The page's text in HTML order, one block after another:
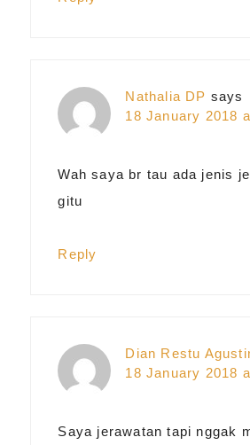
Nathalia DP says
18 January 2018
Wah saya br tau ada jenis
gitu
Reply
Dian Restu
18 January 2018
Saya jerawatan tapi nggak